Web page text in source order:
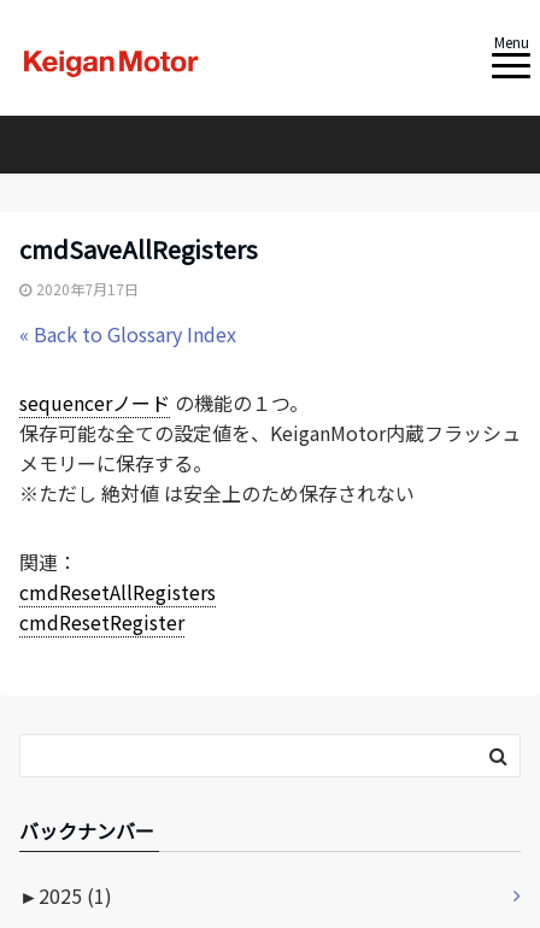
Menu
cmdSaveAllRegisters
2020年7月17日
« Back to Glossary Index
sequencerノード の機能の１つ。
保存可能な全ての設定値を、KeiganMotor内蔵フラッシュ
メモリーに保存する。
※ただし 絶対値 は安全上のため保存されない
関連：
cmdResetAllRegisters
cmdResetRegister
バックナンバー
►2025 (1)